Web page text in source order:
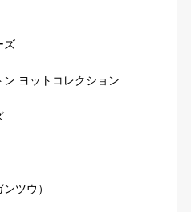
ズ
ヨットコレクション
ツウ）